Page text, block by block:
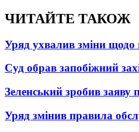
ЧИТАЙТЕ ТАКОЖ
Уряд ухвалив зміни щодо
Суд обрав запобіжний
Зеленський зробив заяву
Уряд змінив правила